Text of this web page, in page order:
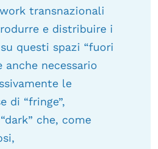
transnazionali
e distribuire i
questi spazi “fuori
anche necessario
le
di “fringe”,
che, come